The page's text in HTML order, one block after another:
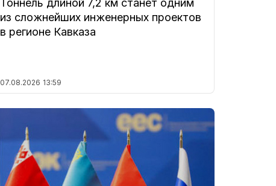
Тоннель длиной 7,2 км станет одним
из сложнейших инженерных проектов
в регионе Кавказа
07.08.2026 13:59